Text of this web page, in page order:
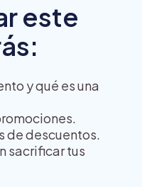
este
y qué es una
de descuentos.
sacrificar tus